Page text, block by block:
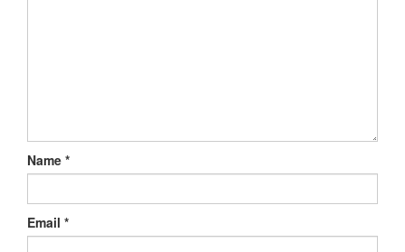
Name *
Email *